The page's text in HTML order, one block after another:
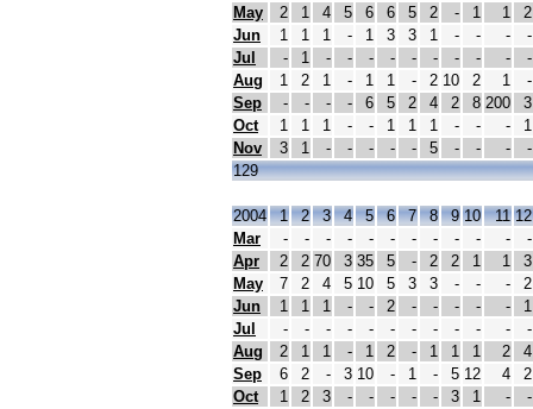
May
2 1 4 5 6 6 5 2 - 1 1
2
Jun
1 1 1 - 1 3 3 1 - - -
-
Jul
- 1 - - - - - - - - -
-
Aug
1 2 1 - 1 1 - 2 10 2 1
-
Sep
- - - - 6 5 2 4 2 8 200
3
Oct
1 1 1 - - 1 1 1 - - -
1
Nov
3 1 - - - - - 5 - - -
-
129
2004 1 2 3 4 5 6 7 8 9 10 11 12
Mar
- - - - - - - - - - -
-
Apr
2 2 70 3 35 5 - 2 2 1 1
3
May
7 2 4 5 10 5 3 3 - - -
2
Jun
1 1 1 - - 2 - - - - -
1
Jul
- - - - - - - - - - -
-
Aug
2 1 1 - 1 2 - 1 1 1 2
4
Sep
6 2 - 3 10 - 1 - 5 12 4
2
Oct
1 2 3 - - - - - 3 1 -
-